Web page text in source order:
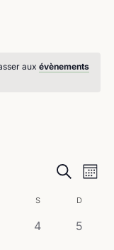
aux évènements
Recherche
Mois
S D
0
4
0
5